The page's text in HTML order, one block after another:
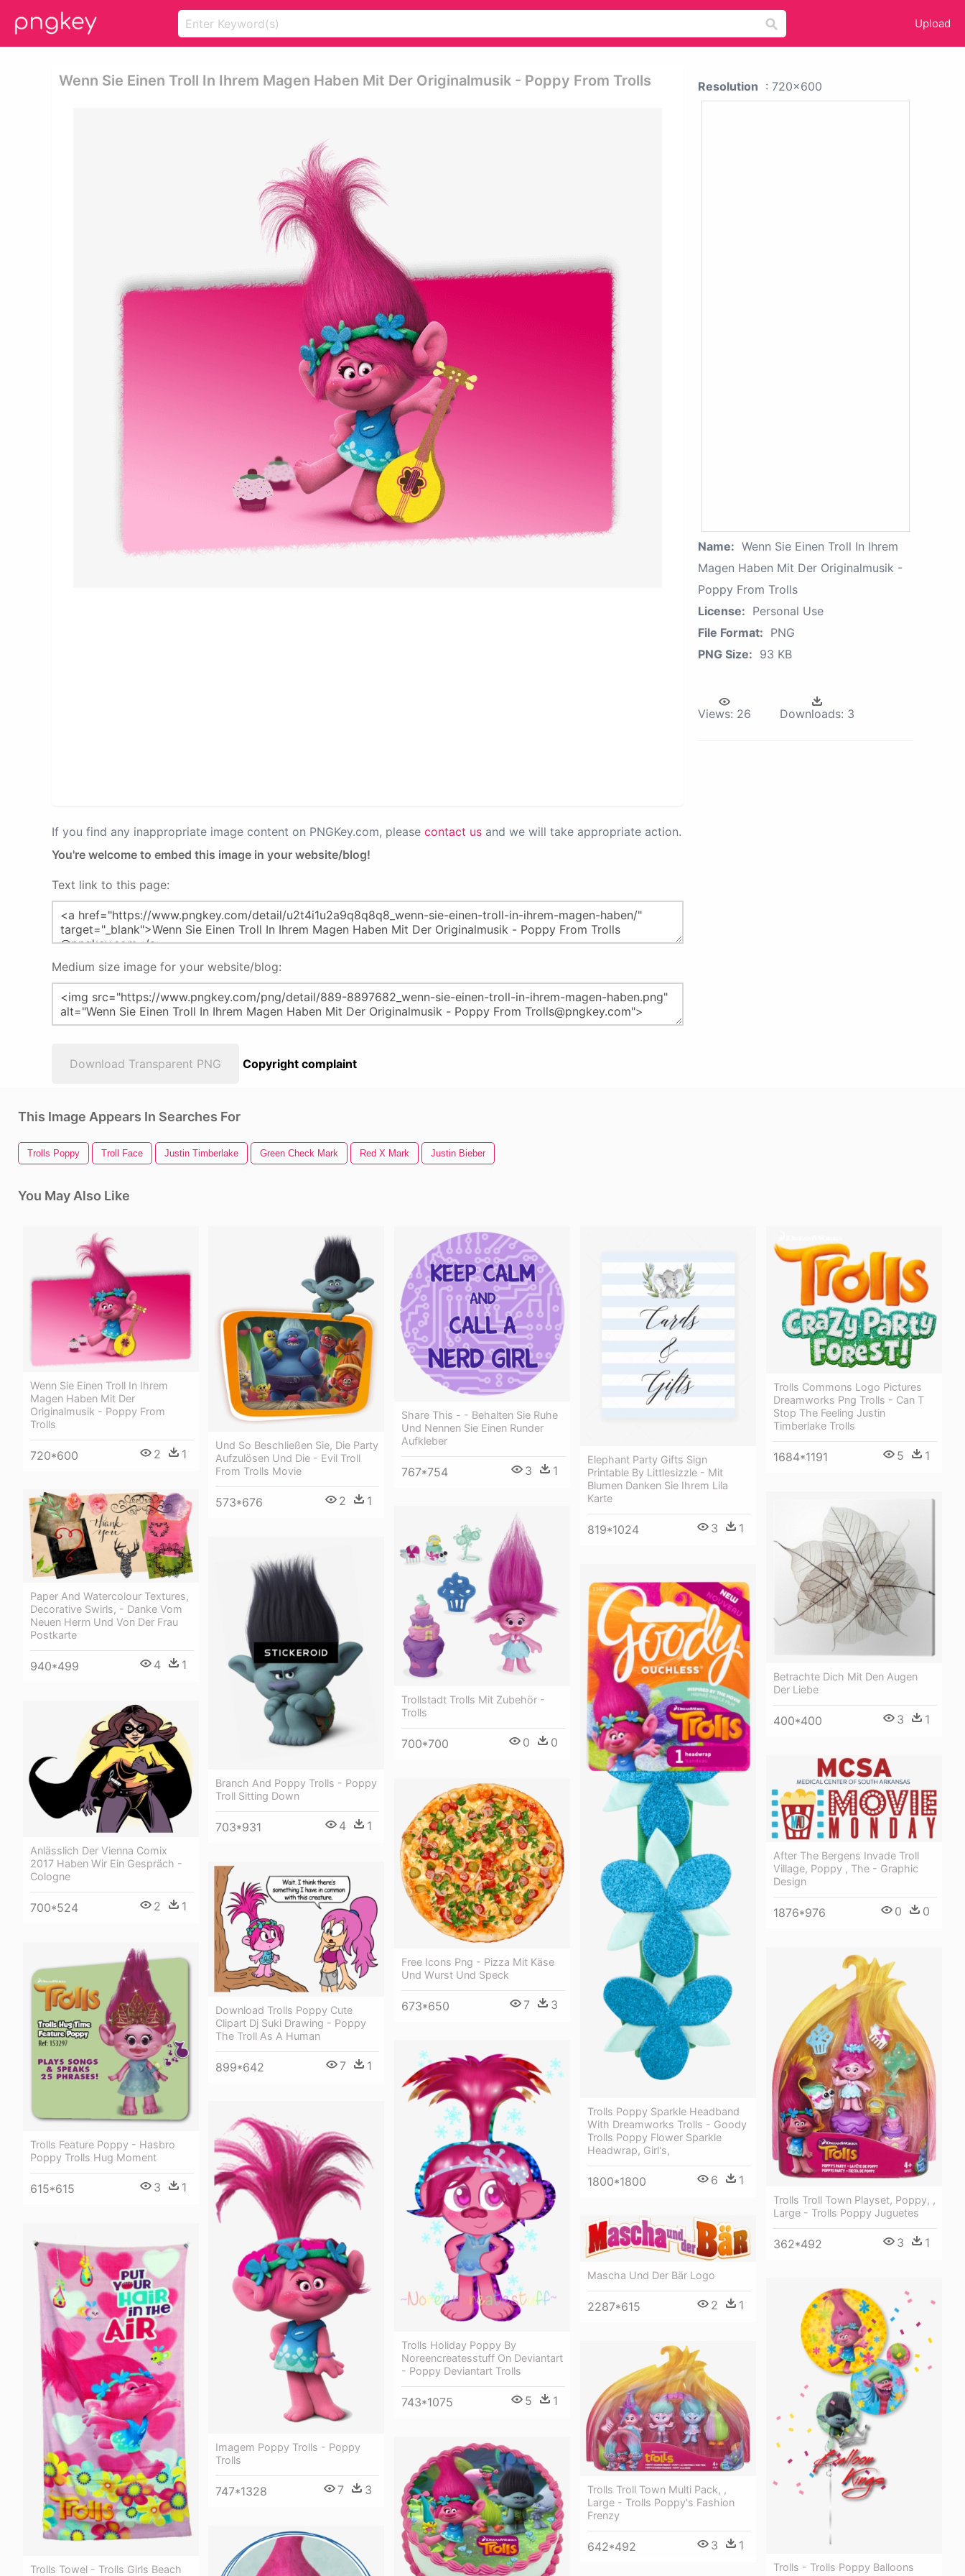
Upload
Wenn Sie Einen Troll In Ihrem Magen Haben Mit Der Originalmusik - Poppy From Trolls
If you find any inappropriate image content on PNGKey.com, please contact us and we will take appropriate action.
You're welcome to embed this image in your website/blog!
Text link to this page:
Medium size image for your website/blog:
Download Transparent PNG Copyright complaint
Resolution : 720x600
Name: Wenn Sie Einen Troll In Ihrem
Magen Haben Mit Der Originalmusik -
Poppy From Trolls
License: Personal Use
File Format: PNG
PNG Size: 93 KB
Views: 26 Downloads: 3
This Image Appears In Searches For
Trolls Poppy Troll Face Justin Timberlake Green Check Mark Red X Mark Justin Bieber
You May Also Like
Wenn Sie Einen Troll In Ihrem
Magen Haben Mit Der
Originalmusik - Poppy From
Trolls
720*600 2 1
Und So Beschließen Sie, Die Party
Aufzulösen Und Die - Evil Troll
From Trolls Movie
573*676 2 1
Share This - - Behalten Sie Ruhe
Und Nennen Sie Einen Runder
Aufkleber
767*754 3 1
Elephant Party Gifts Sign
Printable By Littlesizzle - Mit
Blumen Danken Sie Ihrem Lila
Karte
819*1024 3 1
Trolls Commons Logo Pictures
Dreamworks Png Trolls - Can T
Stop The Feeling Justin
Timberlake Trolls
1684*1191 5 1
Paper And Watercolour Textures,
Decorative Swirls, - Danke Vom
Neuen Herrn Und Von Der Frau
Postkarte
940*499 4 1
Betrachte Dich Mit Den Augen
Der Liebe
400*400 3 1
Trollstadt Trolls Mit Zubehör -
Trolls
700*700 0 0
Branch And Poppy Trolls - Poppy
Troll Sitting Down
703*931 4 1
Trolls Poppy Sparkle Headband
With Dreamworks Trolls - Goody
Trolls Poppy Flower Sparkle
Headwrap, Girl's,
1800*1800 6 1
Anlässlich Der Vienna Comix
2017 Haben Wir Ein Gespräch -
Cologne
700*524 2 1
After The Bergens Invade Troll
Village, Poppy , The - Graphic
Design
1876*976 0 0
Free Icons Png - Pizza Mit Käse
Und Wurst Und Speck
673*650 7 3
Download Trolls Poppy Cute
Clipart Dj Suki Drawing - Poppy
The Troll As A Human
899*642 7 1
Trolls Feature Poppy - Hasbro
Poppy Trolls Hug Moment
615*615 3 1
Trolls Troll Town Playset, Poppy, ,
Large - Trolls Poppy Juguetes
362*492 3 1
Trolls Holiday Poppy By
Noreencreatesstuff On Deviantart
- Poppy Deviantart Trolls
743*1075 5 1
Imagem Poppy Trolls - Poppy
Trolls
747*1328 7 3
Mascha Und Der Bär Logo
2287*615 2 1
Trolls Towel - Trolls Girls Beach
Trolls - Trolls Poppy Balloons
Trolls Troll Town Multi Pack, ,
Large - Trolls Poppy's Fashion
Frenzy
642*492 3 1